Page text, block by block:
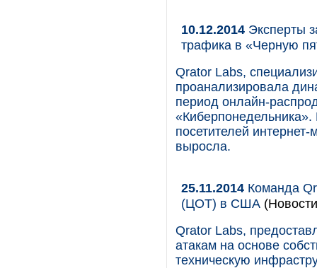
10.12.2014 Эксперты
трафика в «Черную
Qrator Labs,
проанализировала
период онлайн-
посетителей
выросла.
25.11.2014 Команда
(ЦОТ) в США
Qrator Labs,
атакам на основе
техническую